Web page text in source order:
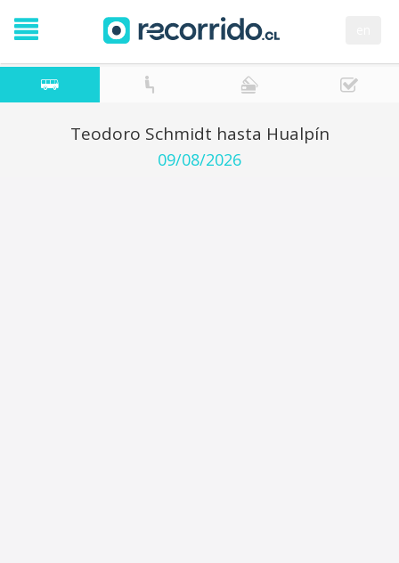
Teodoro Schmidt hasta Hualpín
09/08/2026